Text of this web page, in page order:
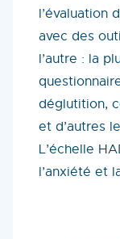
l’évaluation
avec des
l’autre : la
déglutition,
et d’autres
L’échelle
l’anxiété et